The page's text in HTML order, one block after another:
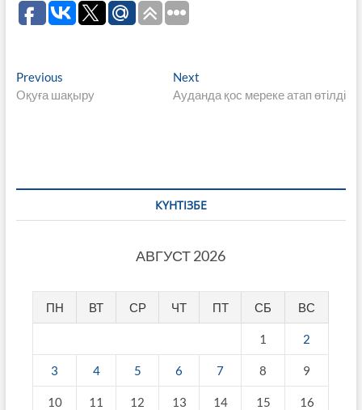
Навигация
по
PreviousPrevious
post:
Оқуға шақыру
Next
post:
Ауданда қос мереке атап өтілді
КҮНТІЗБЕ
АВГУСТ 2026
ПН ВТ СР ЧТ ПТ СБ ВС
1 2
3 4 5 6 7 8 9
10 11 12 13 14 15 16